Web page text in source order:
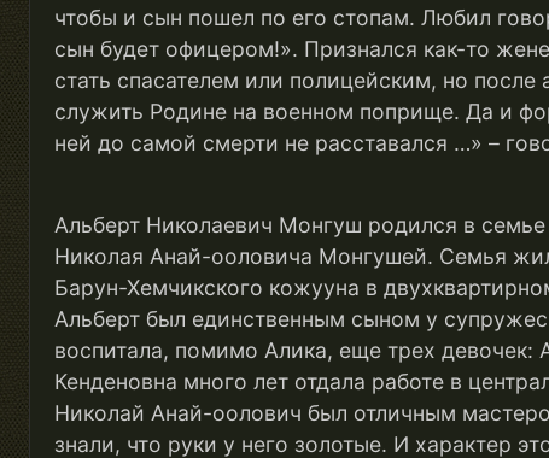
чтобы и сын пошел по его стопам. Любил
сын будет офицером!». Признался как-то
стать спасателем или полицейским, но после
служить Родине на военном поприще. Да и
ней до самой смерти не расставался …» –
Альберт Николаевич Монгуш родился в
Николая Анай-ооловича Монгушей. Семья
Барун-Хемчикского кожууна в
Альберт был единственным сыном у
воспитала, помимо Алика, еще трех девочек:
Кенденовна много лет отдала работе в
Николай Анай-оолович был отличным
знали, что руки у него золотые. И характер